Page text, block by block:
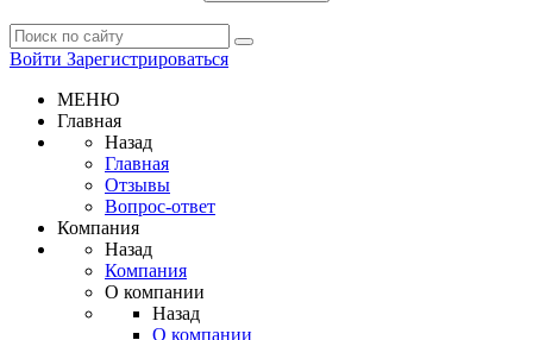
Войти Зарегистрироваться
МЕНЮ
Главная
Назад
Главная
Отзывы
Вопрос-ответ
Компания
Назад
Компания
О компании
Назад
О компании